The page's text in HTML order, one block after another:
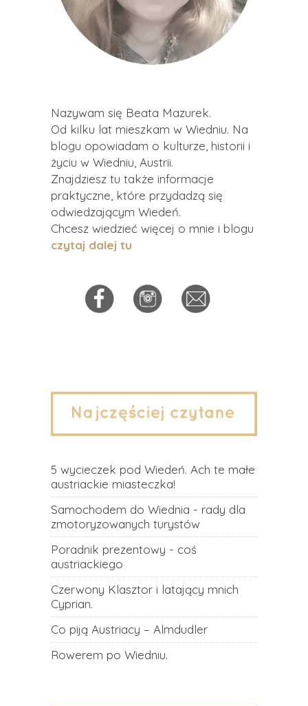
Nazywam się Beata Mazurek.
Od kilku lat mieszkam w Wiedniu. Na
blogu opowiadam o kulturze, historii i
życiu w Wiedniu, Austrii.
Znajdziesz tu także informacje
praktyczne, które przydadzą się
odwiedzającym Wiedeń.
Chcesz wiedzieć więcej o mnie i blogu
czytaj dalej tu
5 wycieczek pod Wiedeń. Ach te małe
austriackie miasteczka!
Samochodem do Wiednia - rady dla
zmotoryzowanych turystów
Poradnik prezentowy - coś
austriackiego
Czerwony Klasztor i latający mnich
Cyprian.
Co piją Austriacy – Almdudler
Rowerem po Wiedniu.